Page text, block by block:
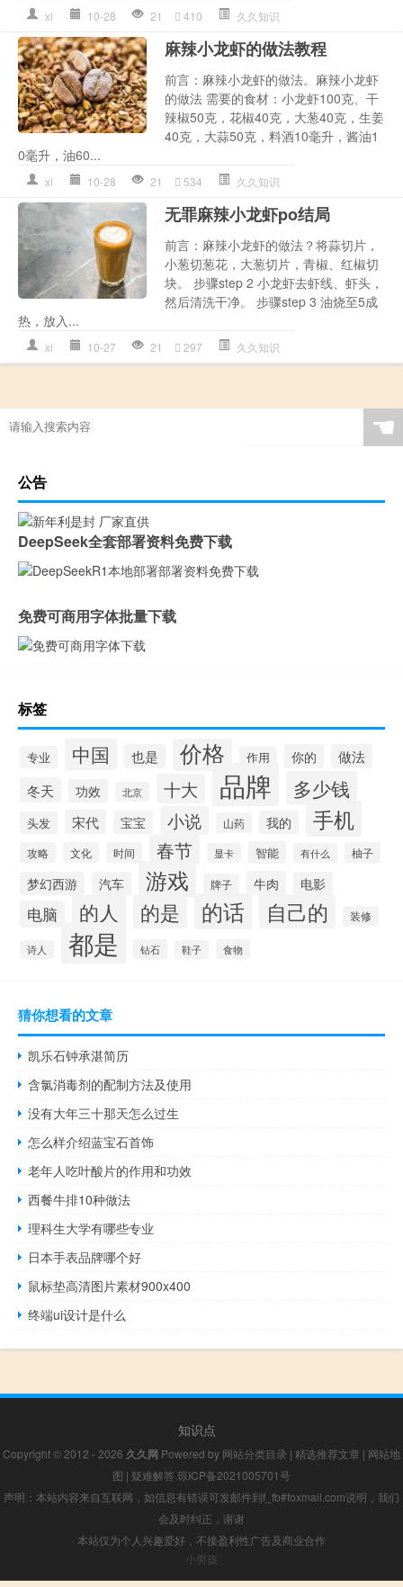
xl 10-28 21 410 久久知识
麻辣小龙虾的做法教程
前言：麻辣小龙虾的做法。麻辣小龙虾
的做法 需要的食材：小龙虾100克、干
辣椒50克，花椒40克，大葱40克，生姜
40克，大蒜50克，料酒10毫升，酱油1
0毫升，油60...
xl 10-28 21 534 久久知识
无罪麻辣小龙虾po结局
前言：麻辣小龙虾的做法？将蒜切片，
小葱切葱花，大葱切片，青椒、红椒切
块。 步骤step 2 小龙虾去虾线、虾头，
然后清洗干净。 步骤step 3 油烧至5成
热，放入...
xl 10-27 21 297 久久知识
☚
公告
DeepSeek全套部署资料免费下载
免费可商用字体批量下载
标签
专业 中国 也是 价格 作用 你的 做法
冬天 功效 北京 十大 品牌 多少钱
头发 宋代 宝宝 小说 山药 我的 手机
攻略 文化 时间 春节 显卡 智能 有什么 柚子
梦幻西游 汽车 游戏 牌子 牛肉 电影
电脑 的人 的是 的话 自己的 装修
诗人 都是 钻石 鞋子 食物
猜你想看的文章
凯乐石钟承湛简历
含氯消毒剂的配制方法及使用
没有大年三十那天怎么过生
怎么样介绍蓝宝石首饰
老年人吃叶酸片的作用和功效
西餐牛排10种做法
理科生大学有哪些专业
日本手表品牌哪个好
鼠标垫高清图片素材900x400
终端ui设计是什么
知识点
Copyright © 2012 - 2026 久久网 Powered by 网站分类目录 | 精选推荐文章 | 网站地
图 | 疑难解答 琼ICP备2021005701号
声明：本站内容来自互联网，如信息有错误可发邮件到f_fb#foxmail.com说明，我们
会及时纠正，谢谢
本站仅为个人兴趣爱好，不接盈利性广告及商业合作
小男孩